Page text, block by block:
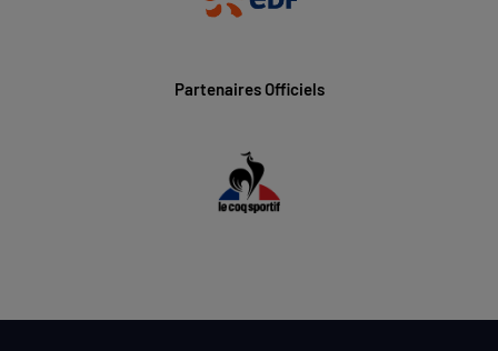
Partenaires Officiels